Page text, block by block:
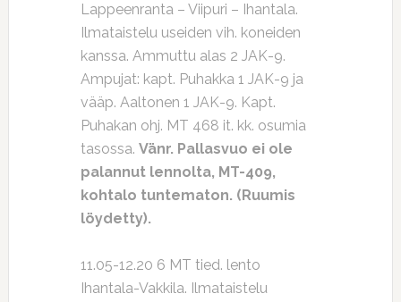
Lappeenranta – Viipuri – Ihantala.
Ilmataistelu useiden vih. koneiden
kanssa. Ammuttu alas 2 JAK-9.
Ampujat: kapt. Puhakka 1 JAK-9 ja
vääp. Aaltonen 1 JAK-9. Kapt.
Puhakan ohj. MT 468 it. kk. osumia
tasossa. Vänr. Pallasvuo ei ole
palannut lennolta, MT-409,
kohtalo tuntematon. (Ruumis
löydetty).
11.05-12.20 6 MT tied. lento
Ihantala-Vakkila. Ilmataistelu